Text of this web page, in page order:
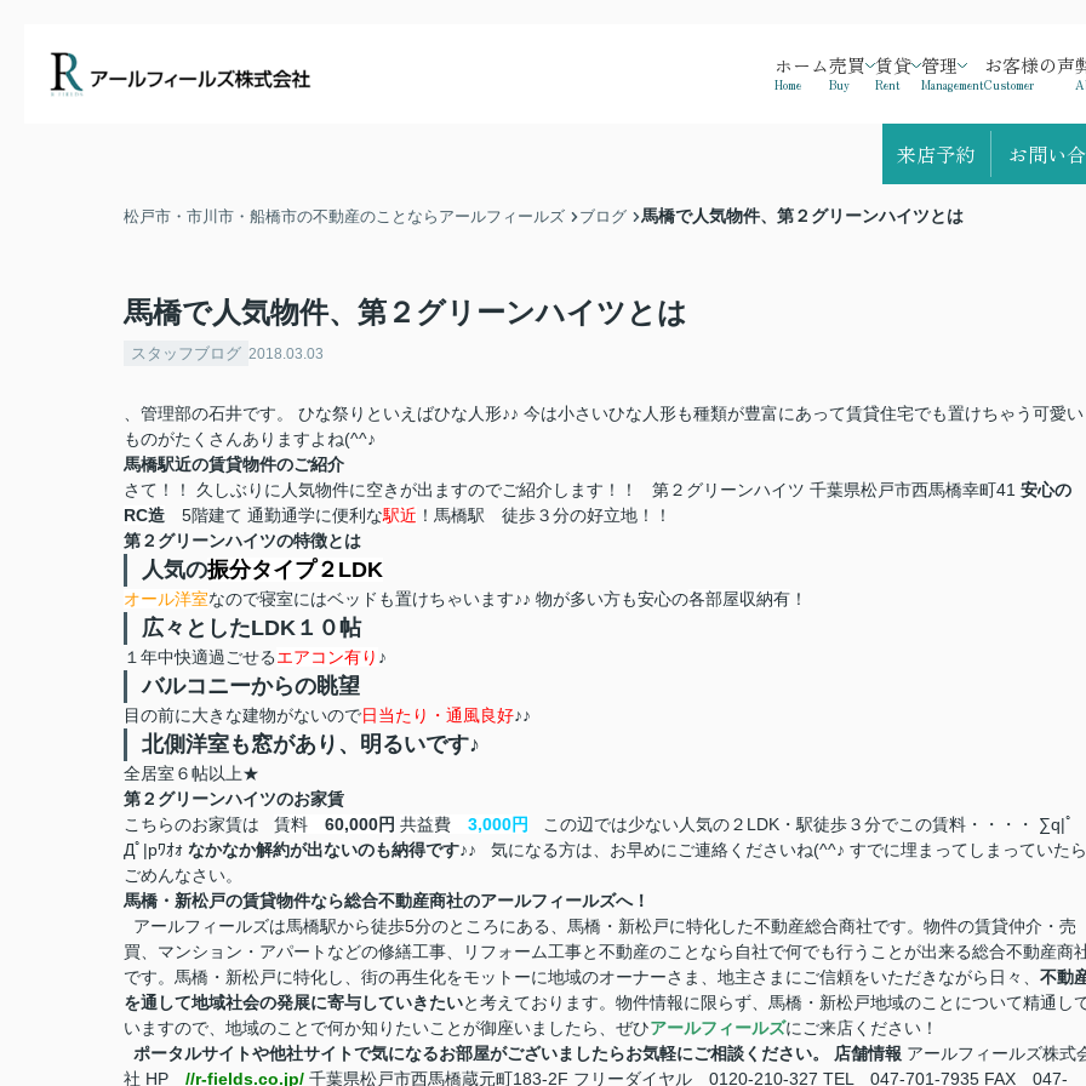
ホーム
Home
売買
Buy
賃貸
Rent
管理
Management
お客様の声
Customer
来店予約 お問い
松戸市・市川市・船橋市の不動産のことならアールフィールズ ブログ 馬橋で人気物件、第２グリーンハイツとは
馬橋で人気物件、第２グリーンハイツとは
スタッフブログ 2018.03.03
、管理部の石井です。 ひな祭りといえばひな人形♪♪ 今は小さいひな人形も種類が豊富にあって賃貸住宅でも置けちゃう可愛い
ものがたくさんありますよね(^^♪
馬橋駅近の賃貸物件のご紹介
さて！！ 久しぶりに人気物件に空きが出ますのでご紹介します！！ 第２グリーンハイツ 千葉県松戸市西馬橋幸町41 安心の
RC造 5階建て 通勤通学に便利な駅近 ！馬橋駅 徒歩３分の好立地！！
第２グリーンハイツの特徴とは
人気の振分タイプ２LDK
オール洋室なので寝室にはベッドも置けちゃいます♪♪ 物が多い方も安心の各部屋収納有 ！
広々としたLDK１０帖
１年中快適過ごせるエアコン有り ♪
バルコニーからの眺望
目の前に大きな建物がないので日当たり・通風良好♪♪
北側洋室も窓があり、明るいです♪
全居室６帖以上★
第２グリーンハイツのお家賃
こちらのお家賃は 賃料 60,000円 共益費 3,000円
この辺では少ない人気の２LDK・駅徒歩３分でこの賃料・・・・ ∑q|ﾟ
Дﾟ|pﾜｵｫ なかなか解約が出ないのも納得です♪♪ 気になる方は、お早めにご連絡くださいね(^^♪ すでに埋まってしまっていたら
ごめんなさい。
馬橋・新松戸の賃貸物件なら総合不動産商社のアールフィールズへ！
アールフィールズは馬橋駅から徒歩5分のところにある、馬橋・新松戸に特化した不動産総合商社です。物件の賃貸仲介・売
買、マンション・アパートなどの修繕工事、リフォーム工事と不動産のことなら自社で何でも行うことが出来る総合不動産商
です。馬橋・新松戸に特化し、街の再生化をモットーに地域のオーナーさま、地主さまにご信頼をいただきながら日々、 不動
を通して地域社会の発展に寄与していきたいと考えております。物件情報に限らず、馬橋・新松戸地域のことについて精通し
いますので、地域のことで何か知りたいことが御座いましたら、ぜひアールフィールズにご来店ください！
ポータルサイトや他社サイトで気になるお部屋がございましたらお気軽にご相談ください。
店舗情報 アールフィールズ株式
社 HP //r-fields.co.jp/ 千葉県松戸市西馬橋蔵元町183-2F フリーダイヤル 0120-210-327 TEL 047-701-7935 FAX 047-